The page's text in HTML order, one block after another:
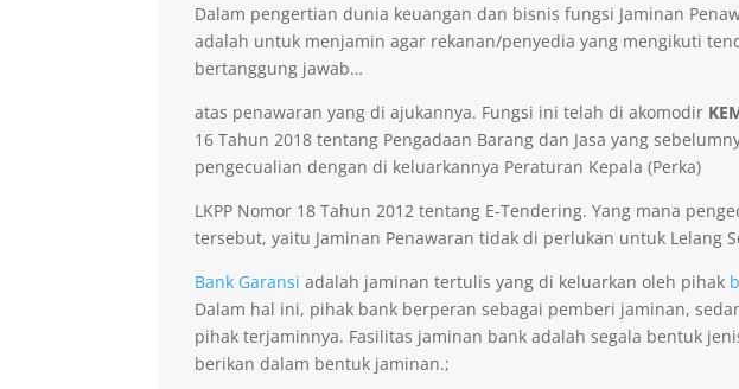
Dalam pengertian dunia keuangan dan bisnis fungsi Jaminan
adalah untuk menjamin agar rekanan/penyedia yang mengikuti
bertanggung jawab…
atas penawaran yang di ajukannya. Fungsi ini telah di akomodir
16 Tahun 2018 tentang Pengadaan Barang dan Jasa yang
pengecualian dengan di keluarkannya Peraturan Kepala (Perka)
LKPP Nomor 18 Tahun 2012 tentang E-Tendering. Yang mana
tersebut, yaitu Jaminan Penawaran tidak di perlukan untuk Lelang
Bank Garansi adalah jaminan tertulis yang di keluarkan oleh pihak
Dalam hal ini, pihak bank berperan sebagai pemberi jaminan,
pihak terjaminnya. Fasilitas jaminan bank adalah segala bentuk
berikan dalam bentuk jaminan.;